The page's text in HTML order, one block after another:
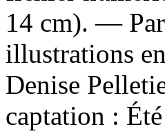
14 cm). —
illustrations
Denise
captation :